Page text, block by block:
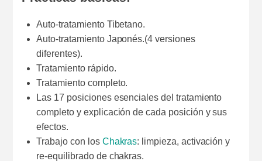
Auto-tratamiento Tibetano.
Auto-tratamiento Japonés.(4 versiones
diferentes).
Tratamiento rápido.
Tratamiento completo.
Las 17 posiciones esenciales del tratamiento
completo y explicación de cada posición y sus
efectos.
Trabajo con los Chakras: limpieza, activación y
re-equilibrado de chakras.